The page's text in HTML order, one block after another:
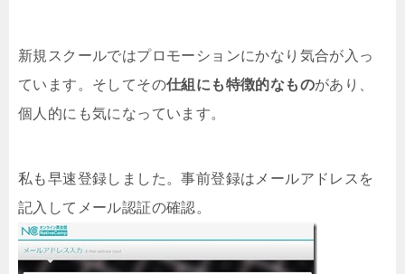
新規スクールではプロモーションにかなり気合が入っ
ています。そしてその仕組にも特徴的なものがあり、
個人的にも気になっています。
私も早速登録しました。事前登録はメールアドレスを
記入してメール認証の確認。